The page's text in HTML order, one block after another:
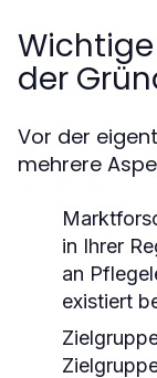
der
Vor der
mehrere
in Ihrer
an
existiert